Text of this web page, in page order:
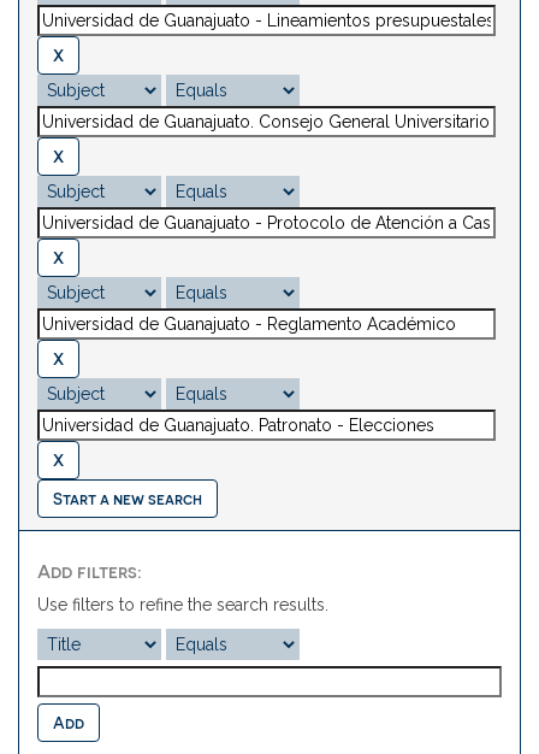
Start a new search
Add filters:
Use filters to refine the search results.